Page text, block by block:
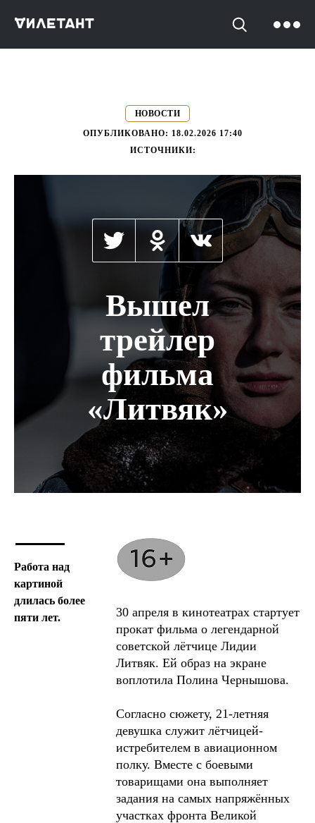
НОВОСТИ
ОПУБЛИКОВАНО: 18.02.2026 17:40
ИСТОЧНИКИ:
Вышел
трейлер
фильма
«Литвяк»
Работа над
картиной
длилась более
пяти лет.
30 апреля в кинотеатрах стартует
прокат фильма о легендарной
советской лётчице Лидии
Литвяк. Ей образ на экране
воплотила Полина Чернышова.
Согласно сюжету, 21-летняя
девушка служит лётчицей-
истребителем в авиационном
полку. Вместе с боевыми
товарищами она выполняет
задания на самых напряжённых
участках фронта Великой